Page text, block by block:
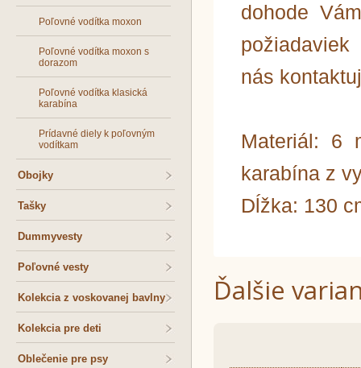
Poľovné vodítka moxon
Poľovné vodítka moxon s
dorazom
Poľovné vodítka klasická
karabína
Prídavné diely k poľovným
vodítkam
Obojky
Tašky
Dummyvesty
Poľovné vesty
Kolekcia z voskovanej bavlny
Kolekcia pre deti
Oblečenie pre psy
dohode
nás
Materiál: 6
karabína z
Dĺžka: 130
Ďalšie